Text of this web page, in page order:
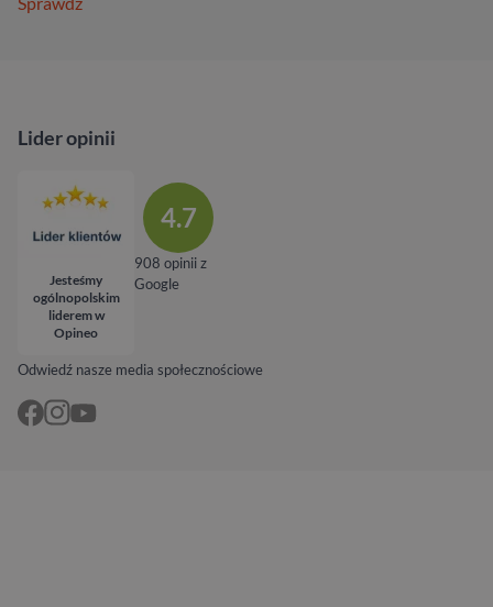
Odwiedź nasze media społecznościowe
Lider opinii
Jesteśmy
ogólnopolskim
liderem w
Opineo
4.7
908 opinii z
Google